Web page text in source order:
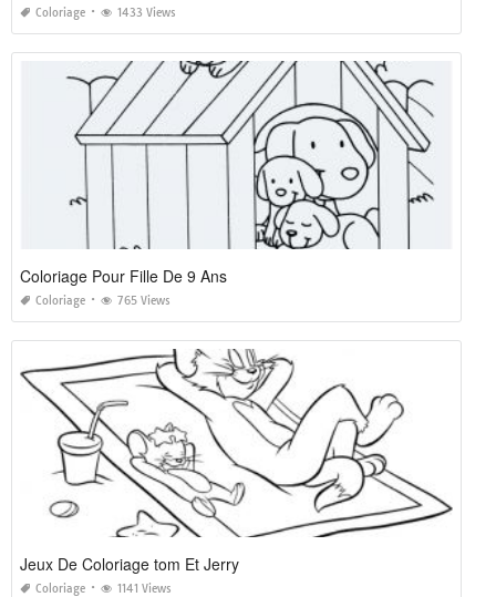
Coloriage 1433 Views
Coloriage Pour Fille De 9 Ans
Coloriage 765 Views
Jeux De Coloriage tom Et Jerry
Coloriage 1141 Views